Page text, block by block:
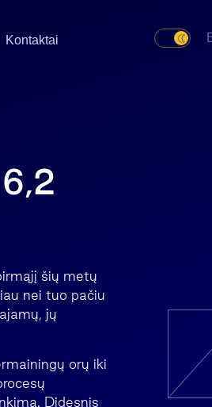
Kontaktai
šių metų
nei tuo pačiu
jų
orų iki
Didesnis